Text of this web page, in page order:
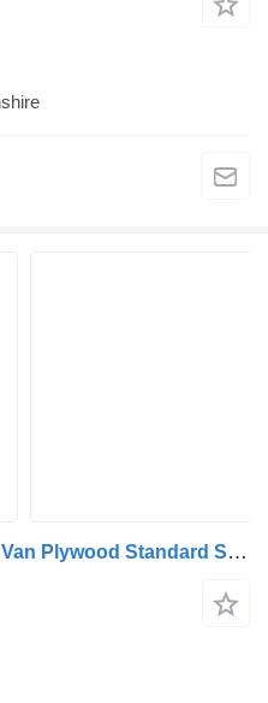
SDC TRAILERS LTD Trailer Van Plywood Standard Straight